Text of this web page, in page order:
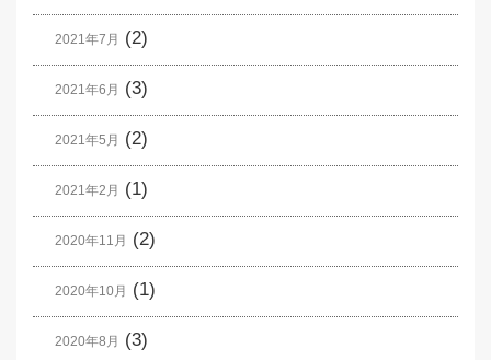
2021年7月 (2)
2021年6月 (3)
2021年5月 (2)
2021年2月 (1)
2020年11月 (2)
2020年10月 (1)
2020年8月 (3)